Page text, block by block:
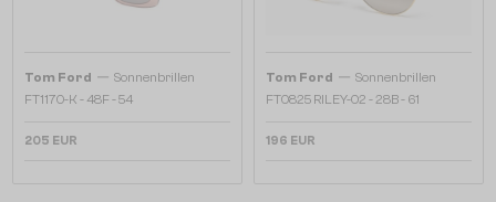
Tom Ford — Sonnenbrillen
FT1170-K - 48F - 54
205 EUR
Tom Ford — Sonnenbrillen
FT0825 RILEY-02 - 28B - 61
196 EUR